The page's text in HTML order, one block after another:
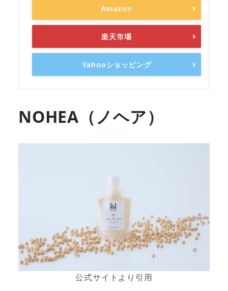
Amazon
楽天市場
Yahooショッピング
NOHEA（ノヘア）
公式サイトより引用